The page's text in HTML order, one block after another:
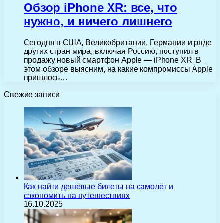
Обзор iPhone XR: все, что
нужно, и ничего лишнего
Сегодня в США, Великобритании, Германии и ряде
других стран мира, включая Россию, поступил в
продажу новый смартфон Apple — iPhone XR. В
этом обзоре выясним, на какие компромиссы Apple
пришлось…
Свежие записи
Как найти дешёвые билеты на самолёт и
сэкономить на путешествиях
16.10.2025